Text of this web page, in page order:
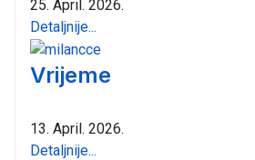
25. April. 2026.
Detaljnije...
Vrijeme
13. April. 2026.
Detaljnije...